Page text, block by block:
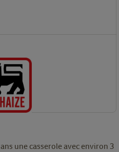
une casserole avec environ 3